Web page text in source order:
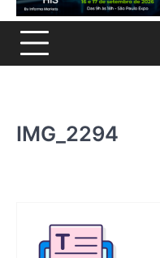
IMG_2294